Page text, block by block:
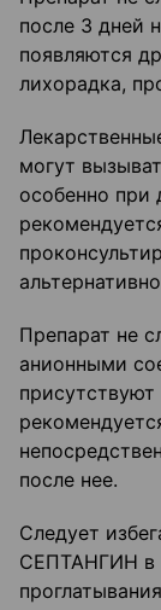
после 3 дней
появляются
лихорадка,
могут
особенно при
Препарат не
анионными
после нее.
Следует
СЕПТАНГИН в